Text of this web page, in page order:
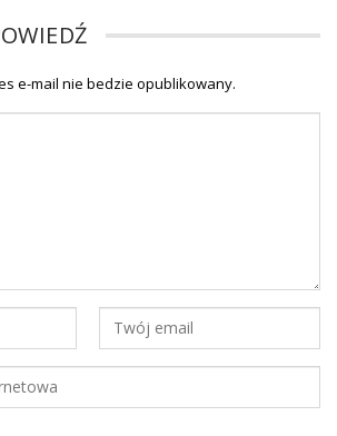
e-mail nie bedzie opublikowany.